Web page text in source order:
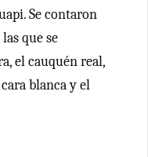
Se contaron
que se
el cauquén real,
blanca y el